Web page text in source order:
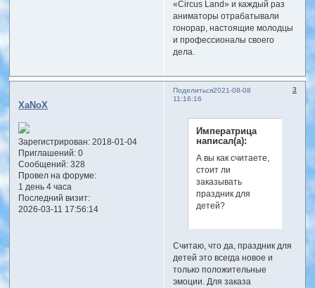
«Circus Land» и каждый раз
аниматоры отрабатывали
гонорар, настоящие молодцы
и профессионалы своего
дела.
Поделиться 3
2021-08-08
11:16:16
XaNoX
Зарегистрирован: 2018-01-04
Приглашений:0
Сообщений:328
Провел на форуме:
1 день 4 часа
Последний визит:
2026-03-11 17:56:14
Императрица
написал(а):
А вы как считаете,
стоит ли
заказывать
праздник для
детей?
Считаю, что да, праздник для
детей это всегда новое и
только положительные
эмоции. Для заказа